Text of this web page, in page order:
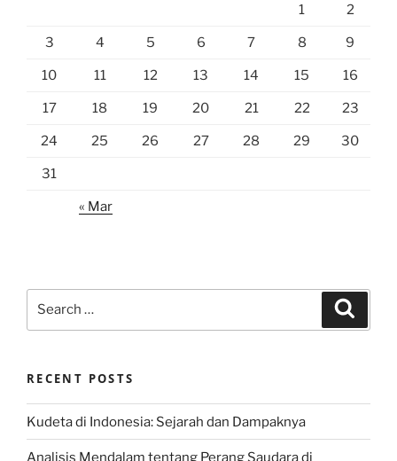
1 2
3 4 5 6 7 8 9
10 11 12 13 14 15 16
17 18 19 20 21 22 23
24 25 26 27 28 29 30
31
« Mar
RECENT POSTS
Kudeta di Indonesia: Sejarah dan Dampaknya
Analisis Mendalam tentang Perang Saudara di